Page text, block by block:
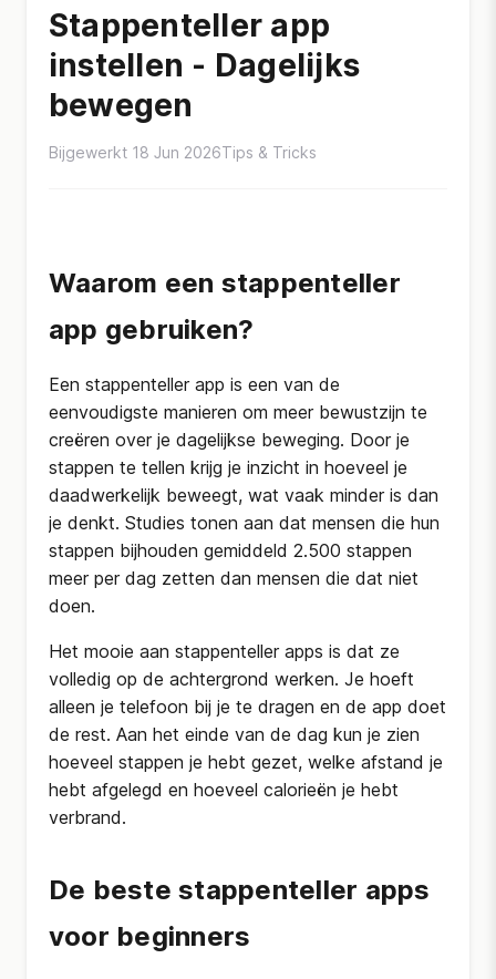
Stappenteller app
instellen - Dagelijks
bewegen
Bijgewerkt 18 Jun 2026Tips & Tricks
Waarom een stappenteller
app gebruiken?
Een stappenteller app is een van de
eenvoudigste manieren om meer bewustzijn te
creëren over je dagelijkse beweging. Door je
stappen te tellen krijg je inzicht in hoeveel je
daadwerkelijk beweegt, wat vaak minder is dan
je denkt. Studies tonen aan dat mensen die hun
stappen bijhouden gemiddeld 2.500 stappen
meer per dag zetten dan mensen die dat niet
doen.
Het mooie aan stappenteller apps is dat ze
volledig op de achtergrond werken. Je hoeft
alleen je telefoon bij je te dragen en de app doet
de rest. Aan het einde van de dag kun je zien
hoeveel stappen je hebt gezet, welke afstand je
hebt afgelegd en hoeveel calorieën je hebt
verbrand.
De beste stappenteller apps
voor beginners